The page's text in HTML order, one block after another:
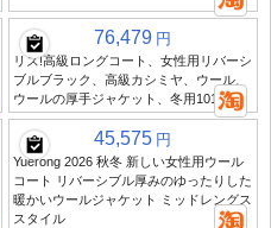
76,479 円
リズ!高級ロングコート、女性用リバーシ
ブルブラック、高級カシミヤ、ウール、
ウールの厚手ジャケット、冬用101801
45,575 円
Yuerong 2026 秋冬 新しい女性用ウール
コート リバーシブル厚みのゆったりした
暖かいウールジャケット ミッドレングス
スタイル